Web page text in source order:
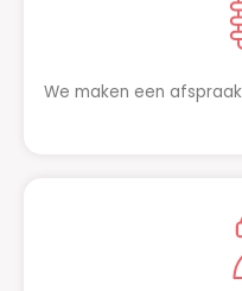
We maken een